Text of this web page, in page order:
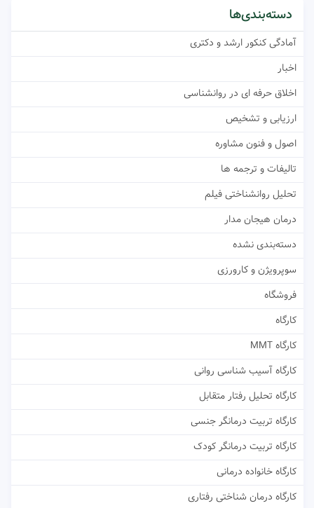
دسته‌بندی‌ها
آمادگی کنکور ارشد و دکتری
اخبار
اخلاق حرفه ای در روانشناسی
ارزیابی و تشخیص
اصول و فنون مشاوره
تالیفات و ترجمه ها
تحلیل روانشناختی فیلم
درمان هیجان مدار
دسته‌بندی نشده
سوپرویژن و کارورزی
فروشگاه
کارگاه
کارگاه MMT
کارگاه آسیب شناسی روانی
کارگاه تحلیل رفتار متقابل
کارگاه تربیت درمانگر جنسی
کارگاه تربیت درمانگر کودک
کارگاه خانواده درمانی
کارگاه درمان شناختی رفتاری